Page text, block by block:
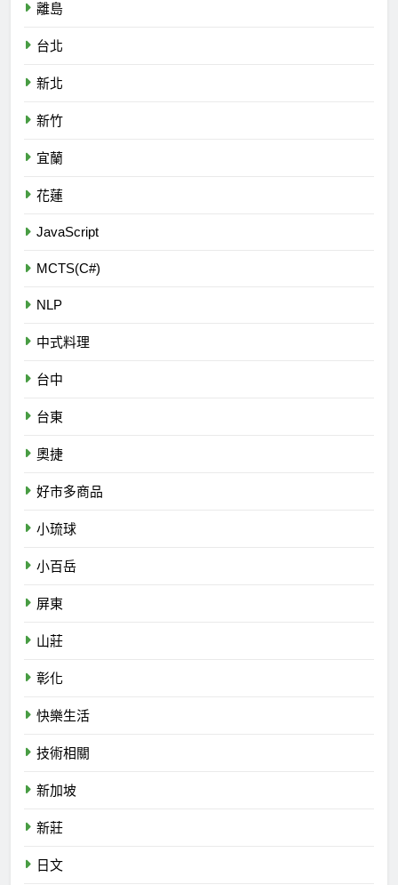
離島
台北
新北
新竹
宜蘭
花蓮
JavaScript
MCTS(C#)
NLP
中式料理
台中
台東
奧捷
好市多商品
小琉球
小百岳
屏東
山莊
彰化
快樂生活
技術相關
新加坡
新莊
日文